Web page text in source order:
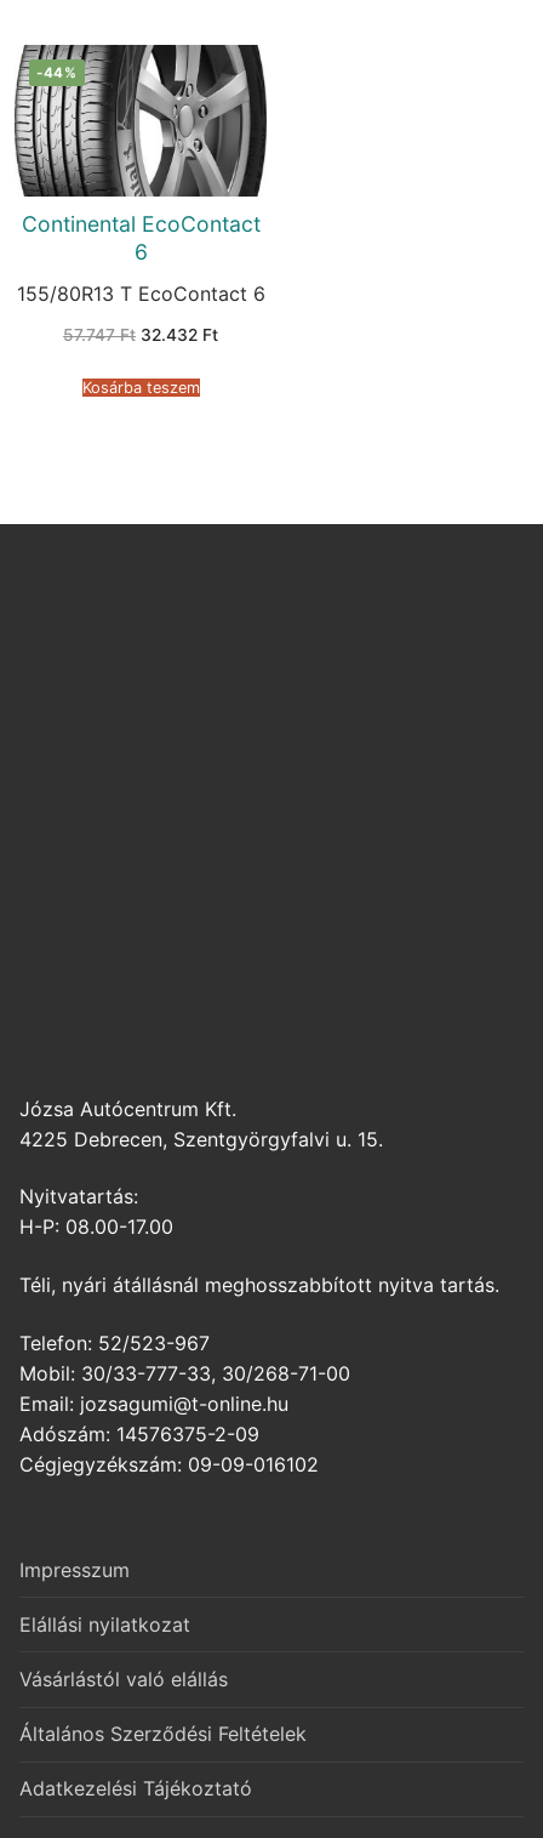
-44%
Continental EcoContact
6
155/80R13 T EcoContact 6
57.747Ft Original
57.747 Ft.
32.432 FtCurrent
Kosárba teszem
Józsa Autócentrum Kft.
4225 Debrecen, Szentgyörgyfalvi u. 15.
Nyitvatartás:
H-P: 08.00-17.00
Téli, nyári átállásnál meghosszabbított nyitva tartás.
Telefon: 52/523-967
Mobil: 30/33-777-33, 30/268-71-00
Email: jozsagumi@t-online.hu
Adószám: 14576375-2-09
Cégjegyzékszám: 09-09-016102
Impresszum
Elállási nyilatkozat
Vásárlástól való elállás
Általános Szerződési Feltételek
Adatkezelési Tájékoztató